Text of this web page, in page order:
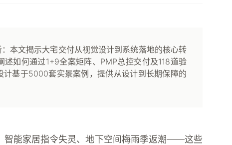
本文揭示大宅交付从视觉设计到系统落地的核心转
如何通过1+9全案矩阵、PMP总控交付及118道验
基于5000套实景案例，提供从设计到长期保障的
智能家居指令失灵、地下空间梅雨季返潮——这些